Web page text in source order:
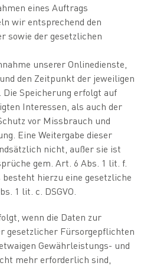
eines Auftrags
wir entsprechend den
sowie der gesetzlichen
unserer Onlinedienste,
den Zeitpunkt der jeweiligen
Speicherung erfolgt auf
Interessen, als auch der
vor Missbrauch und
Eine Weitergabe dieser
nicht, außer sie ist
gem. Art. 6 Abs. 1 lit. f.
besteht hierzu eine gesetzliche
1 lit. c. DSGVO.
wenn die Daten zur
gesetzlicher Fürsorgepflichten
Gewährleistungs- und
mehr erforderlich sind,